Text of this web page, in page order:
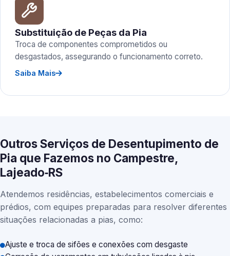
Substituição de Peças da Pia
Troca de componentes comprometidos ou
desgastados, assegurando o funcionamento correto.
Saiba Mais
Outros Serviços de Desentupimento de
Pia que Fazemos no Campestre,
Lajeado‑RS
Atendemos residências, estabelecimentos comerciais e
prédios, com equipes preparadas para resolver diferentes
situações relacionadas a pias, como:
Ajuste e troca de sifões e conexões com desgaste